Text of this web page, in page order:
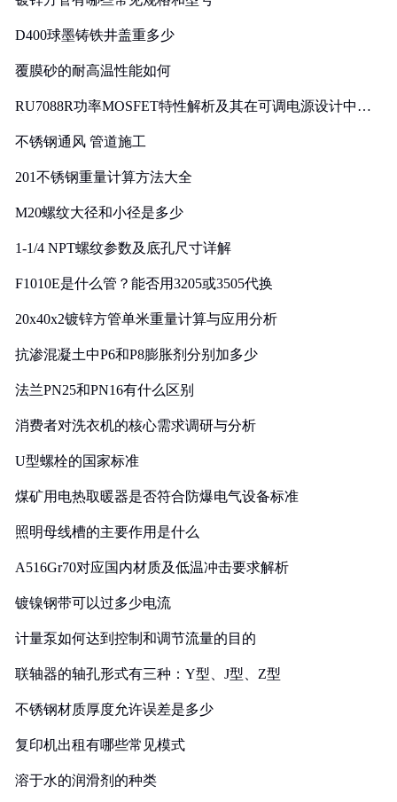
D400球墨铸铁井盖重多少
覆膜砂的耐高温性能如何
RU7088R功率MOSFET特性解析及其在可调电源设计中的
不锈钢通风 管道施工
201不锈钢重量计算方法大全
M20螺纹大径和小径是多少
1-1/4 NPT螺纹参数及底孔尺寸详解
F1010E是什么管？能否用3205或3505代换
20x40x2镀锌方管单米重量计算与应用分析
抗渗混凝土中P6和P8膨胀剂分别加多少
法兰PN25和PN16有什么区别
消费者对洗衣机的核心需求调研与分析
U型螺栓的国家标准
煤矿用电热取暖器是否符合防爆电气设备标准
照明母线槽的主要作用是什么
A516Gr70对应国内材质及低温冲击要求解析
镀镍钢带可以过多少电流
计量泵如何达到控制和调节流量的目的
联轴器的轴孔形式有三种：Y型、J型、Z型
不锈钢材质厚度允许误差是多少
复印机出租有哪些常见模式
溶于水的润滑剂的种类